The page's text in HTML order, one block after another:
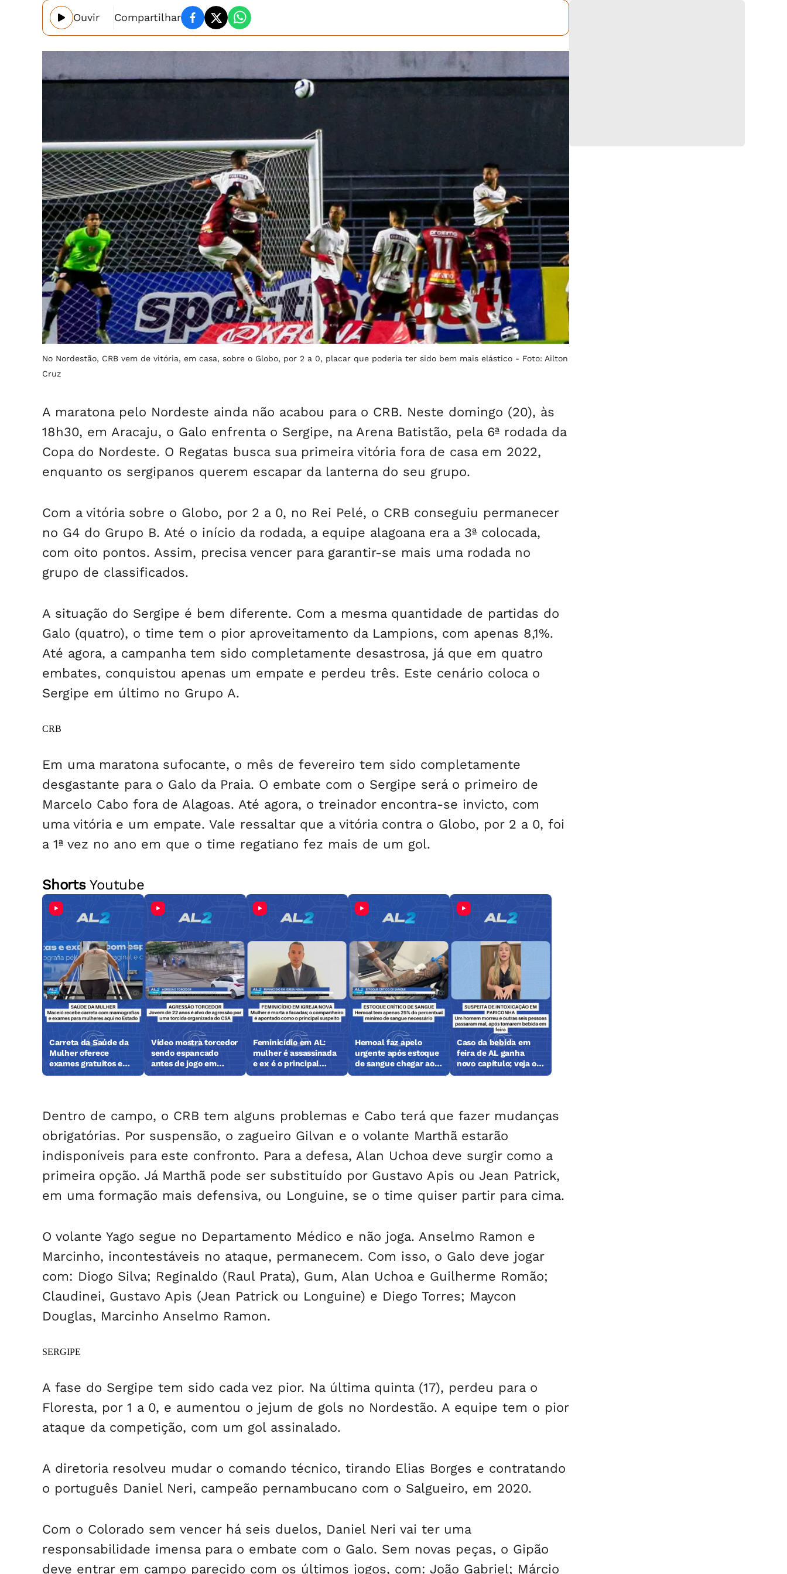
Ouvir Compartilhar
No Nordestão, CRB vem de vitória, em casa, sobre o Globo, por 2 a 0, placar que poderia ter sido bem mais elástico - Foto: Ailton
Cruz
A maratona pelo Nordeste ainda não acabou para o CRB. Neste domingo (20), às
18h30, em Aracaju, o Galo enfrenta o Sergipe, na Arena Batistão, pela 6ª rodada da
Copa do Nordeste. O Regatas busca sua primeira vitória fora de casa em 2022,
enquanto os sergipanos querem escapar da lanterna do seu grupo.
Com a vitória sobre o Globo, por 2 a 0, no Rei Pelé, o CRB conseguiu permanecer
no G4 do Grupo B. Até o início da rodada, a equipe alagoana era a 3ª colocada,
com oito pontos. Assim, precisa vencer para garantir-se mais uma rodada no
grupo de classificados.
A situação do Sergipe é bem diferente. Com a mesma quantidade de partidas do
Galo (quatro), o time tem o pior aproveitamento da Lampions, com apenas 8,1%.
Até agora, a campanha tem sido completamente desastrosa, já que em quatro
embates, conquistou apenas um empate e perdeu três. Este cenário coloca o
Sergipe em último no Grupo A.
CRB
Em uma maratona sufocante, o mês de fevereiro tem sido completamente
desgastante para o Galo da Praia. O embate com o Sergipe será o primeiro de
Marcelo Cabo fora de Alagoas. Até agora, o treinador encontra-se invicto, com
uma vitória e um empate. Vale ressaltar que a vitória contra o Globo, por 2 a 0, foi
a 1ª vez no ano em que o time regatiano fez mais de um gol.
ShortsYoutube
Carreta da Saúde da
Mulher oferece
exames gratuitos em
Maceió
Vídeo mostra torcedor
sendo espancado
antes de jogo em
Maceió
Feminicídio em AL:
mulher é assassinada
e ex é o principal
suspeito
Hemoal faz apelo
urgente após estoque
de sangue chegar ao
nível crítico
Caso da bebida em
feira de AL ganha
novo capítulo; veja o
que foi feito
Dentro de campo, o CRB tem alguns problemas e Cabo terá que fazer mudanças
obrigatórias. Por suspensão, o zagueiro Gilvan e o volante Marthã estarão
indisponíveis para este confronto. Para a defesa, Alan Uchoa deve surgir como a
primeira opção. Já Marthã pode ser substituído por Gustavo Apis ou Jean Patrick,
em uma formação mais defensiva, ou Longuine, se o time quiser partir para cima.
O volante Yago segue no Departamento Médico e não joga. Anselmo Ramon e
Marcinho, incontestáveis no ataque, permanecem. Com isso, o Galo deve jogar
com: Diogo Silva; Reginaldo (Raul Prata), Gum, Alan Uchoa e Guilherme Romão;
Claudinei, Gustavo Apis (Jean Patrick ou Longuine) e Diego Torres; Maycon
Douglas, Marcinho Anselmo Ramon.
SERGIPE
A fase do Sergipe tem sido cada vez pior. Na última quinta (17), perdeu para o
Floresta, por 1 a 0, e aumentou o jejum de gols no Nordestão. A equipe tem o pior
ataque da competição, com um gol assinalado.
A diretoria resolveu mudar o comando técnico, tirando Elias Borges e contratando
o português Daniel Neri, campeão pernambucano com o Salgueiro, em 2020.
Com o Colorado sem vencer há seis duelos, Daniel Neri vai ter uma
responsabilidade imensa para o embate com o Galo. Sem novas peças, o Gipão
deve entrar em campo parecido com os últimos jogos, com: João Gabriel; Márcio